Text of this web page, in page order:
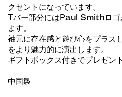
クセントになっています。
Tバー部分にはPaul Smithロゴ
ます。
袖元に存在感と遊び心をプラス
をより魅力的に演出します。
ギフトボックス付きでプレゼン
中国製